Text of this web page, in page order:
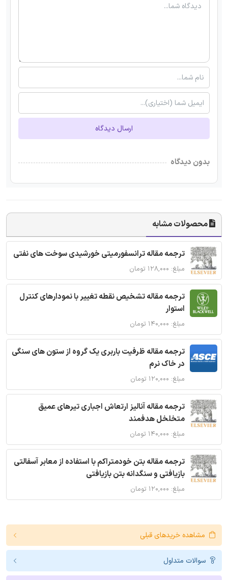
ارسال دیدگاه
بدون دیدگاه
محصولات مشابه
ترجمه مقاله ترانسفورمیتی خورشیدی سوخت های نفتی
مبلغ: ۱۲۸,۰۰۰ تومان
ترجمه مقاله تشخیص نقطه تغییر با نمودارهای کنترل
استوار
مبلغ: ۱۴۰,۰۰۰ تومان
ترجمه مقاله ظرفیت باربری یک گروه از ستون های سنگی
در خاک نرم
مبلغ: ۱۲۰,۰۰۰ تومان
ترجمه مقاله آنالیز ارتعاش اجباری تیرهای عمیق
متخلخل هدفمند
مبلغ: ۱۴۰,۰۰۰ تومان
ترجمه مقاله بتن خودمتراکم با استفاده از معابر آسفالتی
بازیافتی و سنگدانه بتن بازیافتی
مبلغ: ۱۲۰,۰۰۰ تومان
مشاهده خریدهای قبلی
سوالات متداول